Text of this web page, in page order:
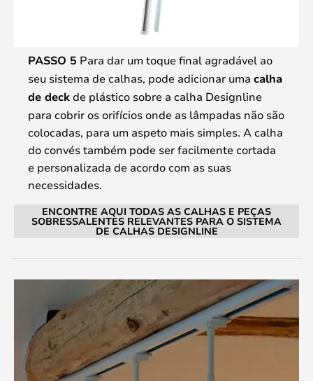
PASSO 5 Para dar um toque final agradável ao
seu sistema de calhas, pode adicionar umacalha
de deckde plástico sobre a calha Designline
para cobrir os orifícios onde as lâmpadas não são
colocadas, para um aspeto mais simples. A calha
do convés também pode ser facilmente cortada
e personalizada de acordo com as suas
necessidades.
ENCONTRE AQUI TODAS AS CALHAS E PEÇAS
SOBRESSALENTES RELEVANTES PARA O SISTEMA
DE CALHAS DESIGNLINE